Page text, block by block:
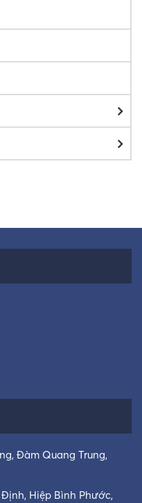
Đàm Quang Trung,
Định, Hiệp Bình Phước,